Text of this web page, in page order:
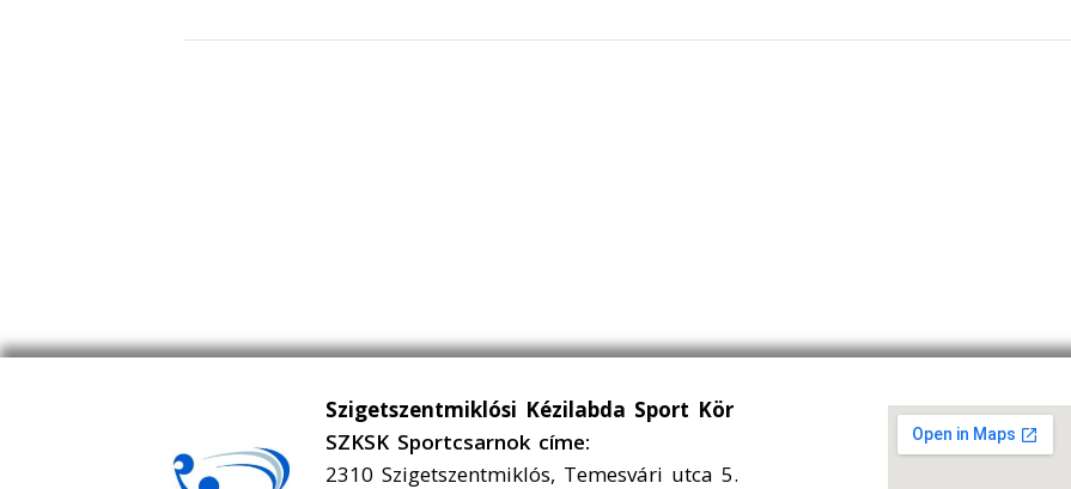
Szigetszentmiklósi Kézilabda Sport Kör
SZKSK Sportcsarnok címe:
2310 Szigetszentmiklós, Temesvári utca 5.